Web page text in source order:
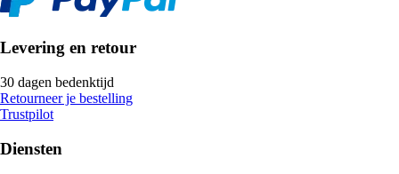
Levering en retour
30 dagen bedenktijd
Retourneer je bestelling
Trustpilot
Diensten